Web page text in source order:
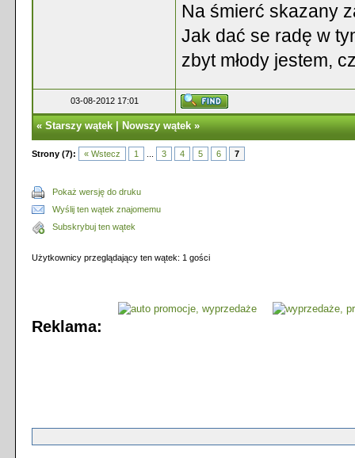
Na śmierć skazany
Jak dać se radę w
zbyt młody jestem,
03-08-2012 17:01
«Starszy wątek|Nowszy wątek»
Strony (7): « Wstecz 1 3 4 5 6 7
Pokaż wersję do druku
Wyślij ten wątek znajomemu
Subskrybuj ten wątek
Użytkownicy przeglądający ten wątek: 1 gości
Reklama: